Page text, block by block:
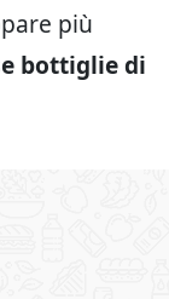
più
bottiglie di